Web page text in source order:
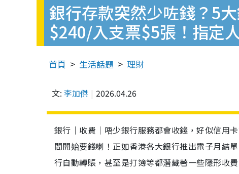
銀行存款突然少咗錢？5
$240/入支票$5張！指定
首頁 生活話題 理財
文: 李加傑 2026.04.26
銀行｜收費｜唔少銀行服務都會收錢，好似信用
間開始要錢喇！正如香港各大銀行推出電子月結
行自動轉賬，甚至是打簿等都潛藏著一些隱形收